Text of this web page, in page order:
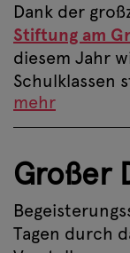
Dank der
Stiftung am
diesem Jahr
Schulklassen
mehr
Großer
Tagen durch